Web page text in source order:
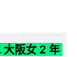
阪女 2 年